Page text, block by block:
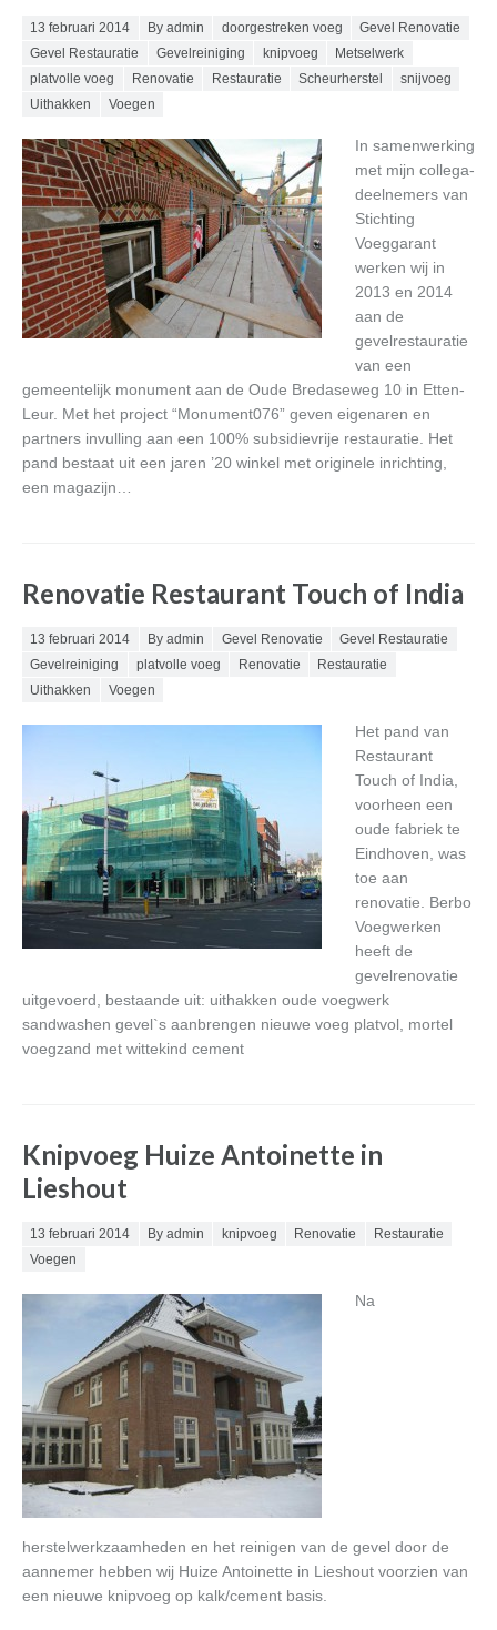
Posted on
13 februari 2014 By admin doorgestreken voeg
Gevel Renovatie
Gevel Restauratie
Gevelreiniging knipvoeg
Metselwerk
platvolle voeg
Renovatie Restauratie Scheurherstel
snijvoeg
Uithakken
Voegen
In samenwerking
met mijn collega-
deelnemers van
Stichting
Voeggarant
werken wij in
2013 en 2014
aan de
gevelrestauratie
van een
gemeentelijk monument aan de Oude Bredaseweg 10 in Etten-
Leur. Met het project “Monument076” geven eigenaren en
partners invulling aan een 100% subsidievrije restauratie. Het
pand bestaat uit een jaren ’20 winkel met originele inrichting,
een magazijn…
Renovatie Restaurant Touch of India
Posted on
13 februari 2014 By admin Gevel Renovatie
Gevel Restauratie
Gevelreiniging
platvolle voeg Renovatie
Restauratie
Uithakken
Voegen
Het pand van
Restaurant
Touch of India,
voorheen een
oude fabriek te
Eindhoven, was
toe aan
renovatie. Berbo
Voegwerken
heeft de
gevelrenovatie
uitgevoerd, bestaande uit: uithakken oude voegwerk
sandwashen gevel`s aanbrengen nieuwe voeg platvol, mortel
voegzand met wittekind cement
Knipvoeg Huize Antoinette in
Lieshout
Posted on
13 februari 2014 By admin knipvoeg Renovatie
Restauratie
Voegen
Na
herstelwerkzaamheden en het reinigen van de gevel door de
aannemer hebben wij Huize Antoinette in Lieshout voorzien van
een nieuwe knipvoeg op kalk/cement basis.